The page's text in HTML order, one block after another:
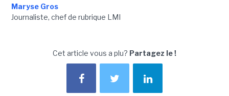
Maryse Gros
Journaliste, chef de rubrique LMI
Cet article vous a plu? Partagez le !